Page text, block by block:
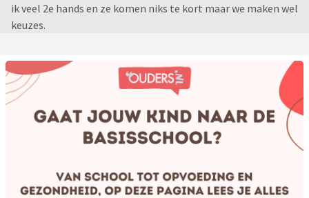
ik veel 2e hands en ze komen niks te kort maar we maken wel
keuzes.